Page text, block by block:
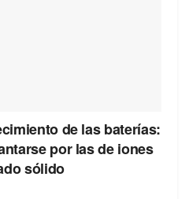
de las baterías:
por las de iones
sólido